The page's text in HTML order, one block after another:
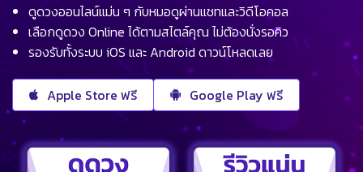
ดูดวงออนไลน์แม่น ๆ กับหมอดูผ่านแชทและวิดีโอคอล
เลือกดูดวง Online ได้ตามสไตล์คุณ ไม่ต้องนั่งรอคิว
รองรับทั้งระบบ iOS และ Android ดาวน์โหลดเลย
Apple Store ฟรี Google Play ฟรี